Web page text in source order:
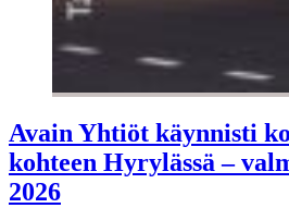
Avain Yhtiöt käynnisti
kohteen Hyrylässä –
2026